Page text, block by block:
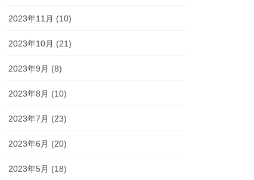
2023年11月 (10)
2023年10月 (21)
2023年9月 (8)
2023年8月 (10)
2023年7月 (23)
2023年6月 (20)
2023年5月 (18)